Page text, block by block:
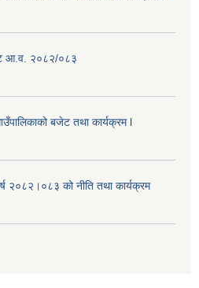
आ.व. २०८२/०८३
बजेट तथा कार्यक्रम l
२०८२।०८३ को नीति तथा कार्यक्रम